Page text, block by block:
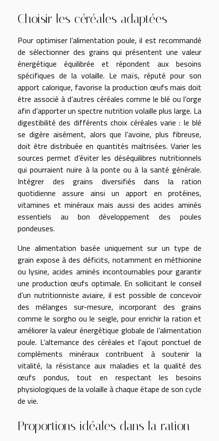
Choisir les céréales adaptées
Pour optimiser l’alimentation poule, il est recommandé
de sélectionner des grains qui présentent une valeur
énergétique équilibrée et répondent aux besoins
spécifiques de la volaille. Le maïs, réputé pour son
apport calorique, favorise la production œufs mais doit
être associé à d’autres céréales comme le blé ou l’orge
afin d’apporter un spectre nutrition volaille plus large. La
digestibilité des différents choix céréales varie : le blé
se digère aisément, alors que l’avoine, plus fibreuse,
doit être distribuée en quantités maîtrisées. Varier les
sources permet d’éviter les déséquilibres nutritionnels
qui pourraient nuire à la ponte ou à la santé générale.
Intégrer des grains diversifiés dans la ration
quotidienne assure ainsi un apport en protéines,
vitamines et minéraux mais aussi des acides aminés
essentiels au bon développement des poules
pondeuses.
Une alimentation basée uniquement sur un type de
grain expose à des déficits, notamment en méthionine
ou lysine, acides aminés incontournables pour garantir
une production œufs optimale. En sollicitant le conseil
d’un nutritionniste aviaire, il est possible de concevoir
des mélanges sur-mesure, incorporant des grains
comme le sorgho ou le seigle, pour enrichir la ration et
améliorer la valeur énergétique globale de l’alimentation
poule. L’alternance des céréales et l’ajout ponctuel de
compléments minéraux contribuent à soutenir la
vitalité, la résistance aux maladies et la qualité des
œufs pondus, tout en respectant les besoins
physiologiques de la volaille à chaque étape de son cycle
de vie.
Proportions idéales dans la ration